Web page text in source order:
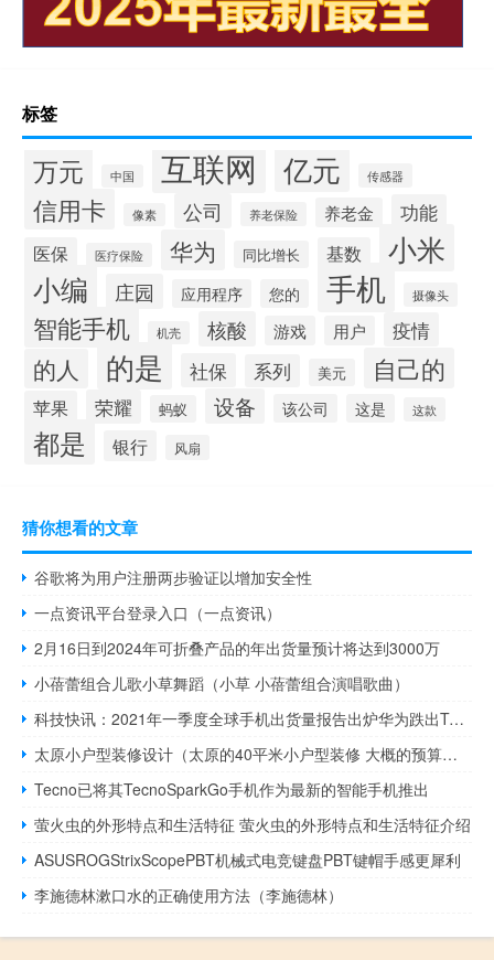
标签
万元 中国 互联网 亿元 传感器
信用卡 像素 公司 养老保险 养老金 功能
医保 医疗保险 华为 同比增长 基数 小米
小编 庄园 应用程序 您的 手机 摄像头
智能手机 机壳 核酸 游戏 用户 疫情
的人 的是 社保 系列 美元 自己的
苹果 荣耀 蚂蚁 设备 该公司 这是 这款
都是 银行 风扇
猜你想看的文章
谷歌将为用户注册两步验证以增加安全性
一点资讯平台登录入口（一点资讯）
2月16日到2024年可折叠产品的年出货量预计将达到3000万
小蓓蕾组合儿歌小草舞蹈（小草 小蓓蕾组合演唱歌曲）
科技快讯：2021年一季度全球手机出货量报告出炉华为跌出TOP5成其它
太原小户型装修设计（太原的40平米小户型装修 大概的预算清单可以给我看看不）
Tecno已将其TecnoSparkGo手机作为最新的智能手机推出
萤火虫的外形特点和生活特征 萤火虫的外形特点和生活特征介绍
ASUSROGStrixScopePBT机械式电竞键盘PBT键帽手感更犀利
李施德林漱口水的正确使用方法（李施德林）